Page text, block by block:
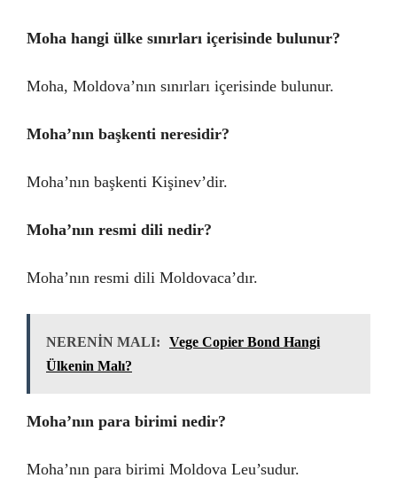
Moha hangi ülke sınırları içerisinde bulunur?
Moha, Moldova’nın sınırları içerisinde bulunur.
Moha’nın başkenti neresidir?
Moha’nın başkenti Kişinev’dir.
Moha’nın resmi dili nedir?
Moha’nın resmi dili Moldovaca’dır.
NERENİN MALI:
Vege Copier Bond Hangi
Ülkenin Malı?
Moha’nın para birimi nedir?
Moha’nın para birimi Moldova Leu’sudur.